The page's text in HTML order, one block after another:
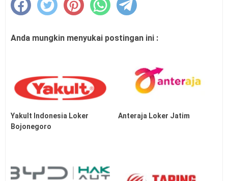
Anda mungkin menyukai postingan ini :
Yakult Indonesia Loker
Bojonegoro
Anteraja Loker Jatim